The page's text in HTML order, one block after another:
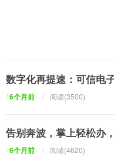
数字化再提速：可信电
/6个月前 / 阅读(3500)
告别奔波，掌上轻松办
/6个月前 / 阅读(4620)